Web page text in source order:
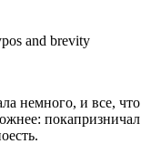
and brevity
немного, и все, что
покапризничал